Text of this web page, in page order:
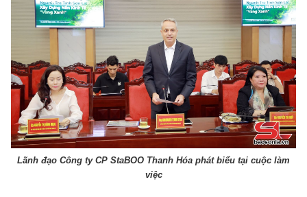
Lãnh đạo Công ty CP StaBOO Thanh Hóa phát biểu tại cuộc làm
việc